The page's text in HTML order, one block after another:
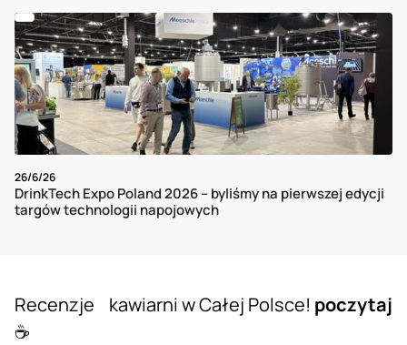
26/6/26
DrinkTech Expo Poland 2026 – byliśmy na pierwszej edycji
targów technologii napojowych
Recenzje kawiarni w Całej Polsce! poczytaj
☕️